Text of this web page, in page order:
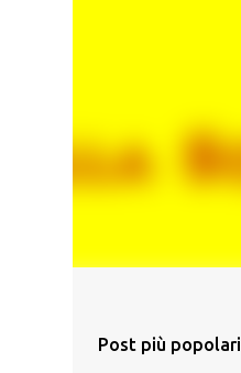
Post più popolari